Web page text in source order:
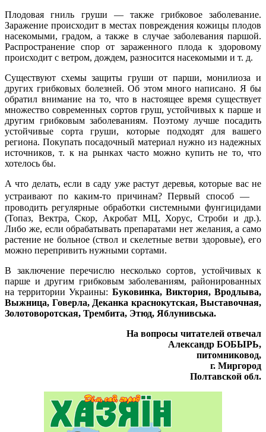
Плодовая гниль груши — также грибковое заболевание.
Заражение происходит в местах повреждения кожицы плодов
насекомыми, градом, а также в случае заболевания паршой.
Распространение спор от зараженного плода к здоровому
происходит с ветром, дождем, разносится насекомыми и т. д.
Существуют схемы защиты груши от парши, монилиоза и
других грибковых болезней. Об этом много написано. Я бы
обратил внимание на то, что в настоящее время существует
множество современных сортов груш, устойчивых к парше и
другим грибковым заболеваниям. Поэтому лучше посадить
устойчивые сорта груши, которые подходят для вашего
региона. Покупать посадочный материал нужно из надежных
источников, т. к на рынках часто можно купить не то, что
хотелось бы.
А что делать, если в саду уже растут деревья, которые вас не
устраивают по каким-то причинам? Первый способ —
проводить регулярные обработки системными фунгицидами
(Топаз, Вектра, Скор, Акробат МЦ, Хорус, Строби и др.).
Либо же, если обрабатывать препаратами нет желания, а само
растение не больное (ствол и скелетные ветви здоровые), его
можно перепривить нужными сортами.
В заключение перечислю несколько сортов, устойчивых к
парше и другим грибковым заболеваниям, районированных
на территории Украины: Буковинка, Виктория, Вродлыва,
Выжница, Говерла, Деканка краснокутская, Выставочная,
Золотоворотская, Трембита, Этюд, Яблунивська.
На вопросы читателей отвечал
Александр БОБЫРЬ,
питомниковод,
г. Миргород
Полтавской обл.